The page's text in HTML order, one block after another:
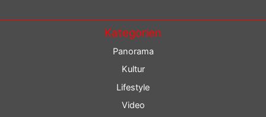
Kategorien
Panorama
Kultur
Lifestyle
Video